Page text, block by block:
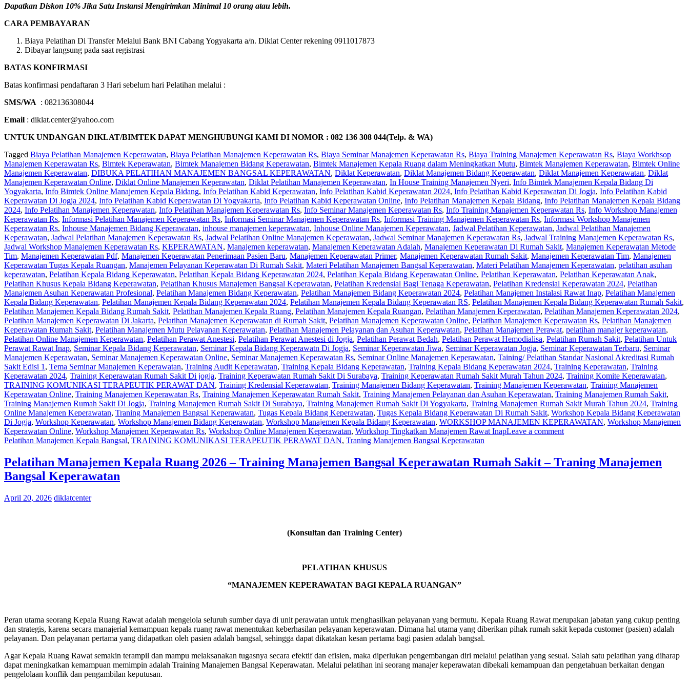
Dapatkan Diskon 10% Jika Satu Instansi Mengirimkan Minimal 10 orang atau lebih.
CARA PEMBAYARAN
Biaya Pelatihan Di Transfer Melalui Bank BNI Cabang Yogyakarta a/n. Diklat Center rekening 0911017873
Dibayar langsung pada saat registrasi
BATAS KONFIRMASI
Batas konfirmasi pendaftaran 3 Hari sebelum hari Pelatihan melalui :
SMS/WA : 082136308044
Email : diklat.center@yahoo.com
UNTUK UNDANGAN DIKLAT/BIMTEK DAPAT MENGHUBUNGI KAMI DI NOMOR : 082 136 308 044(Telp. & WA)
Tagged Biaya Pelatihan Manajemen Keperawatan, Biaya Pelatihan Manajemen Keperawatan Rs, Biaya Seminar Manajemen Keperawatan Rs, Biaya Training Manajemen Keperawatan Rs, Biaya Workhsop
Manajemen Keperawatan Rs, Bimtek Keperawatan, Bimtek Manajemen Bidang Keperawatan, Bimtek Manajemen Kepala Ruang dalam Meningkatkan Mutu, Bimtek Manajemen Keperawatan, Bimtek Online
Manajemen Keperawatan, DIBUKA PELATIHAN MANAJEMEN BANGSAL KEPERAWATAN, Diklat Keperawatan, Diklat Manajemen Bidang Keperawatan, Diklat Manajemen Keperawatan, Diklat
Manajemen Keperawatan Online, Diklat Online Manajemen Keperawatan, Diklat Pelatihan Manajemen Keperawatan, In House Training Manajemen Nyeri, Info Bimtek Manajemen Kepala Bidang Di
Yogyakarta, Info Bimtek Online Manajemen Kepala Bidang, Info Pelatihan Kabid Keperawatan, Info Pelatihan Kabid Keperawatan 2024, Info Pelatihan Kabid Keperawatan Di Jogja, Info Pelatihan Kabid
Keperawatan Di Jogja 2024, Info Pelatihan Kabid Keperawatan Di Yogyakarta, Info Pelatihan Kabid Keperawatan Online, Info Pelatihan Manajemen Kepala Bidang, Info Pelatihan Manajemen Kepala Bidang
2024, Info Pelatihan Manajemen Keperawatan, Info Pelatihan Manajemen Keperawatan Rs, Info Seminar Manajemen Keperawatan Rs, Info Training Manajemen Keperawatan Rs, Info Workshop Manajemen
Keperawatan Rs, Informasi Pelatihan Manajemen Keperawatan Rs, Informasi Seminar Manajemen Keperawatan Rs, Informasi Training Manajemen Keperawatan Rs, Informasi Workshop Manajemen
Keperawatan Rs, Inhouse Manajemen Bidang Keperawatan, inhouse manajemen keperawatan, Inhouse Online Manajemen Keperawatan, Jadwal Pelatihan Keperawatan, Jadwal Pelatihan Manajemen
Keperawatan, Jadwal Pelatihan Manajemen Keperawatan Rs, Jadwal Pelatihan Online Manajemen Keperawatan, Jadwal Seminar Manajemen Keperawatan Rs, Jadwal Training Manajemen Keperawatan Rs,
Jadwal Workshop Manajemen Keperawatan Rs, KEPERAWATAN, Manajemen keperawatan, Manajemen Keperawatan Adalah, Manajemen Keperawatan Di Rumah Sakit, Manajemen Keperawatan Metode
Tim, Manajemen Keperawatan Pdf, Manajemen Keperawatan Penerimaan Pasien Baru, Manajemen Keperawatan Primer, Manajemen Keperawatan Rumah Sakit, Manajemen Keperawatan Tim, Manajemen
Keperawatan Tugas Kepala Ruangan, Manajemen Pelayanan Keperawatan Di Rumah Sakit, Materi Pelatihan Manajemen Bangsal Keperawatan, Materi Pelatihan Manajemen Keperawatan, pelatihan asuhan
keperawatan, Pelatihan Kepala Bidang Keperawatan, Pelatihan Kepala Bidang Keperawatan 2024, Pelatihan Kepala Bidang Keperawatan Online, Pelatihan Keperawatan, Pelatihan Keperawatan Anak,
Pelatihan Khusus Kepala Bidang Keperawatan, Pelatihan Khusus Manajemen Bangsal Keperawatan, Pelatihan Kredensial Bagi Tenaga Keperawatan, Pelatihan Kredensial Keperawatan 2024, Pelatihan
Manajemen Asuhan Keperawatan Profesional, Pelatihan Manajemen Bidang Keperawatan, Pelatihan Manajemen Bidang Keperawatan 2024, Pelatihan Manajemen Instalasi Rawat Inap, Pelatihan Manajemen
Kepala Bidang Keperawatan, Pelatihan Manajemen Kepala Bidang Keperawatan 2024, Pelatihan Manajemen Kepala Bidang Keperawatan RS, Pelatihan Manajemen Kepala Bidang Keperawatan Rumah Sakit,
Pelatihan Manajemen Kepala Bidang Rumah Sakit, Pelatihan Manajemen Kepala Ruang, Pelatihan Manajemen Kepala Ruangan, Pelatihan Manajemen Keperawatan, Pelatihan Manajemen Keperawatan 2024,
Pelatihan Manajemen Keperawatan Di Jakarta, Pelatihan Manajemen Keperawatan di Rumah Sakit, Pelatihan Manajemen Keperawatan Online, Pelatihan Manajemen Keperawatan Rs, Pelatihan Manajemen
Keperawatan Rumah Sakit, Pelatihan Manajemen Mutu Pelayanan Keperawatan, Pelatihan Manajemen Pelayanan dan Asuhan Keperawatan, Pelatihan Manajemen Perawat, pelatihan manajer keperawatan,
Pelatihan Online Manajemen Keperawatan, Pelatihan Perawat Anestesi, Pelatihan Perawat Anestesi di Jogja, Pelatihan Perawat Bedah, Pelatihan Perawat Hemodialisa, Pelatihan Rumah Sakit‎, Pelatihan Untuk
Perawat Rawat Inap, Seminar Kepala Bidang Keperawatan, Seminar Kepala Bidang Keperawatn Di Jogja, Seminar Keperawatan Jiwa, Seminar Keperawatan Jogja, Seminar Keperawatan Terbaru, Seminar
Manajemen Keperawatan, Seminar Manajemen Keperawatan Online, Seminar Manajemen Keperawatan Rs, Seminar Online Manajemen Keperawatan, Taining/ Pelatihan Standar Nasional Akreditasi Rumah
Sakit Edisi 1 , Tema Seminar Manajemen Keperawatan, Training Audit Keperawatan, Training Kepala Bidang Keperawatan, Training Kepala Bidang Keperawatan 2024, Training Keperawatan, Training
Keperawatan 2024, Training Keperawatan Rumah Sakit Di jogja, Training Keperawatan Rumah Sakit Di Surabaya, Training Keperawatan Rumah Sakit Murah Tahun 2024, Training Komite Keperawatan,
TRAINING KOMUNIKASI TERAPEUTIK PERAWAT DAN, Training Kredensial Keperawatan, Training Manajemen Bidang Keperawatan, Training Manajemen Keperawatan, Training Manajemen
Keperawatan Online, Training Manajemen Keperawatan Rs, Training Manajemen Keperawatan Rumah Sakit, Training Manajemen Pelayanan dan Asuhan Keperawatan, Training Manajemen Rumah Sakit,
Training Manajemen Rumah Sakit Di Jogja, Training Manajemen Rumah Sakit Di Surabaya, Training Manajemen Rumah Sakit Di Yogyakarta, Training Manajemen Rumah Sakit Murah Tahun 2024, Training
Online Manajemen Keperawatan, Traning Manajemen Bangsal Keperawatan, Tugas Kepala Bidang Keperawatan, Tugas Kepala Bidang Keperawatan Di Rumah Sakit, Workshop Kepala Bidang Keperawatan
Di Jogja, Workshop Keperawatan, Workshop Manajemen Bidang Keperawatan, Workshop Manajemen Kepala Bidang Keperawatan, WORKSHOP MANAJEMEN KEPERAWATAN, Workshop Manajemen
Keperawatan Online, Workshop Manajemen Keperawatan Rs, Workshop Online Manajemen Keperawatan, Workshop Tingkatkan Manajemen Rawat InapLeave a comment
Pelatihan Manajemen Kepala Bangsal, TRAINING KOMUNIKASI TERAPEUTIK PERAWAT DAN, Traning Manajemen Bangsal Keperawatan
Pelatihan Manajemen Kepala Ruang 2026 – Training Manajemen Bangsal Keperawatan Rumah Sakit – Traning Manajemen
Bangsal Keperawatan
April 20, 2026 diklatcenter
(Konsultan dan Training Center)
PELATIHAN KHUSUS
“MANAJEMEN KEPERAWATAN BAGI KEPALA RUANGAN”
Peran utama seorang Kepala Ruang Rawat adalah mengelola seluruh sumber daya di unit perawatan untuk menghasilkan pelayanan yang bermutu. Kepala Ruang Rawat merupakan jabatan yang cukup penting
dan strategis, karena secara manajerial kemampuan kepala ruang rawat menentukan keberhasilan pelayanan keperawatan. Dimana hal utama yang diberikan pihak rumah sakit kepada customer (pasien) adalah
pelayanan. Dan pelayanan pertama yang didapatkan oleh pasien adalah bangsal, sehingga dapat dikatakan kesan pertama bagi pasien adalah bangsal.
Agar Kepala Ruang Rawat semakin terampil dan mampu melaksanakan tugasnya secara efektif dan efisien, maka diperlukan pengembangan diri melalui pelatihan yang sesuai. Salah satu pelatihan yang diharap
dapat meningkatkan kemampuan memimpin adalah Training Manajemen Bangsal Keperawatan. Melalui pelatihan ini seorang manajer keperawatan dibekali kemampuan dan pengetahuan berkaitan dengan
pengelolaan konflik dan pengambilan keputusan.